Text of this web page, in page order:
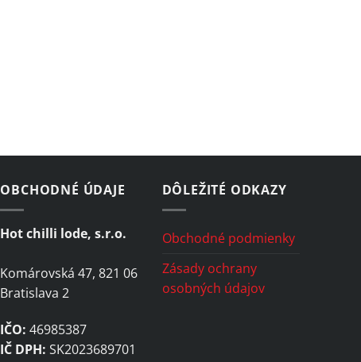
OBCHODNÉ ÚDAJE
Hot chilli lode, s.r.o.
Komárovská 47, 821 06
Bratislava 2
IČO: 46985387
IČ DPH: SK2023689701
DÔLEŽITÉ ODKAZY
Obchodné podmienky
Zásady ochrany
osobných údajov